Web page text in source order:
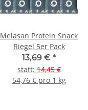
Melasan Protein Snack
Riegel 5er Pack
13,69 € *
statt:14,45 €
54,76 € pro 1 kg